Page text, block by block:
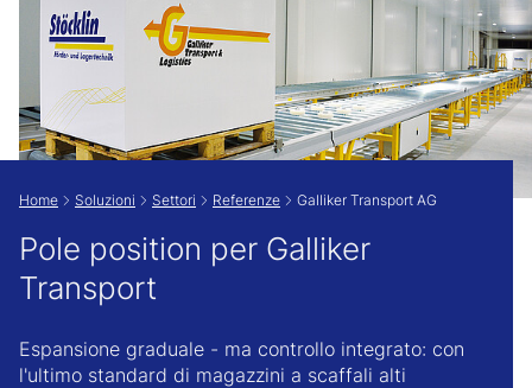
Home Soluzioni Settori Referenze Galliker Transport AG
Pole position per Galliker
Transport
Espansione graduale - ma controllo integrato: con
l'ultimo standard di magazzini a scaffali alti